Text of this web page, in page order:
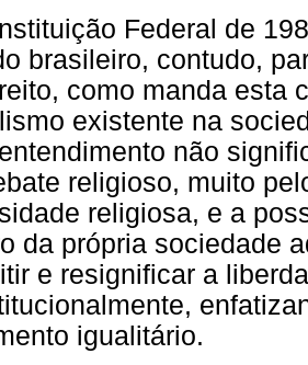
Federal de
brasileiro, contudo,
como manda esta
existente na
não
religioso, muito
religiosa, e a
da própria sociedade
e resignificar a
igualitário.